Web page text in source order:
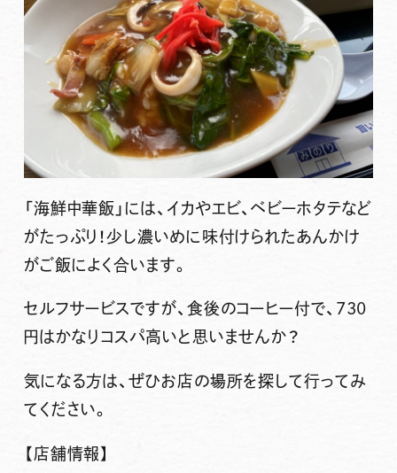
「海鮮中華飯」 には、イカやエビ、ベビーホタテなど
がたっぷり！少し濃いめに味付けられたあんかけ
がご飯によく合います。
セルフサービスですが、食後のコーヒー付で、730
円はかなりコスパ高いと思いませんか？
気になる方は、ぜひお店の場所を探して行ってみ
てください。
【店舗情報】